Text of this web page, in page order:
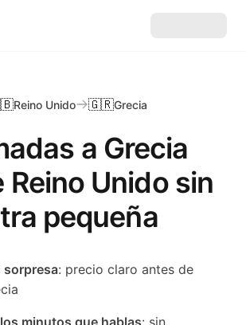
a Grecia
Reino Unido sin
pequeña
Reino Unido 🇬🇷Grecia
sorpresa: precio claro antes de
minutos que hablas: sin